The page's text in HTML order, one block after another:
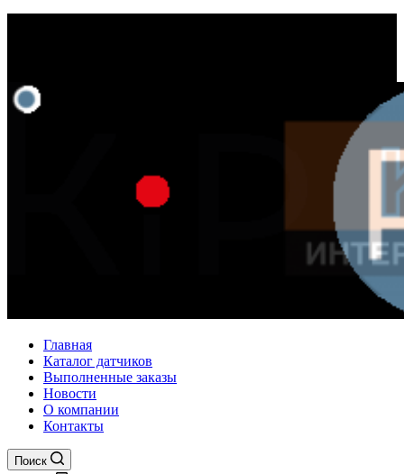
Главная
Каталог датчиков
Выполненные заказы
Новости
О компании
Контакты
Поиск